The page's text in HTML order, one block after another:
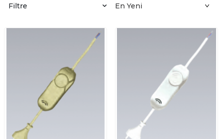
Filtre